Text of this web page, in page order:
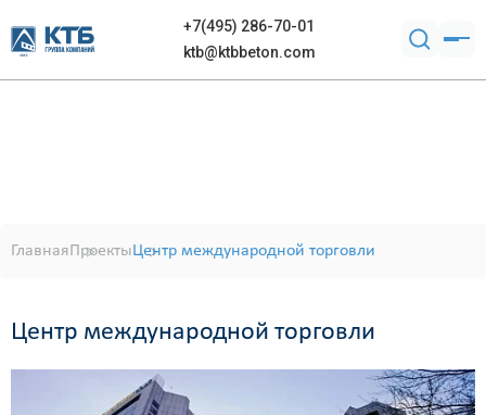
+7(495) 286-70-01
ktb@ktbbeton.com
ГлавнаяПроектыЦентр международной торговли
Центр международной торговли